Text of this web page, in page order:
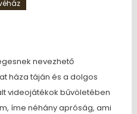
nevezhető
háza táján és a dolgos
videojátékok bűvöletében
íme néhány apróság, ami